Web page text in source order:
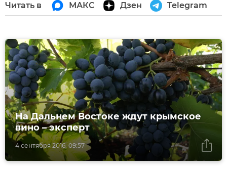
Читать в МАКС Дзен Telegram
4 сентября 2016, 09:57
На Дальнем Востоке ждут крымское
вино – эксперт